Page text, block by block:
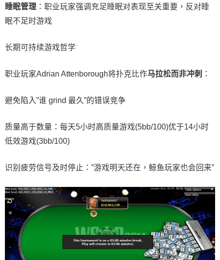
睡眠管理 ：职业玩家强调充足睡眠对表现至关重要，反对睡
眠不足时游戏
长期可持续游戏哲学
职业玩家Adrian Attenborough将扑克比作马拉松而非冲刺 ：
避免陷入”谁 grind 最久”的错误竞争
质量高于数量：每天5小时高质量游戏(5bb/100)优于14小时
低效游戏(3bb/100)
识别疲劳信号及时停止：”游戏明天还在，鲸鱼玩家也会回来”